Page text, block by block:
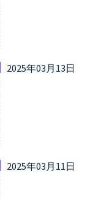
2025年03月13日
2025年03月11日